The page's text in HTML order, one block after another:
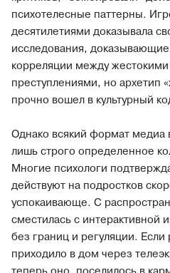
психотелесные паттерны.
десятилетиями доказывала
исследования,
корреляции между
преступлениями, но архетип
прочно вошел в культурный
Однако всякий формат медиа
лишь строго определенное
Многие психологи
действуют на подростков
успокаивающе. С
сместилась с интерактивной
без границ и регуляции.
приходило в дом через